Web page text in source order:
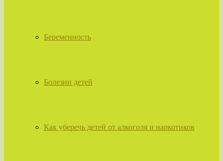
Беременность
Болезни детей
Как уберечь детей от алкоголя и наркотиков